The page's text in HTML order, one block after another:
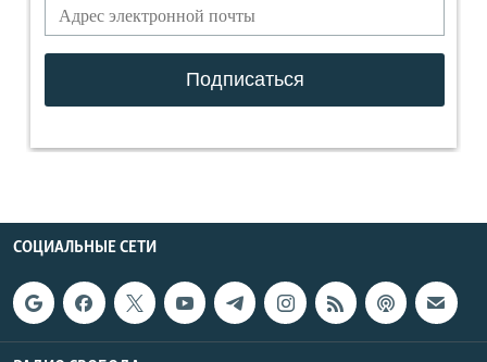
СОЦИАЛЬНЫЕ СЕТИ